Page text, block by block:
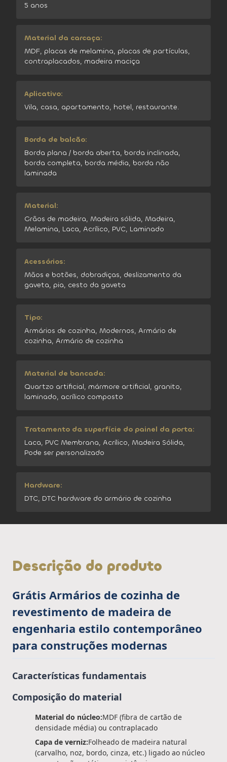
5 anos
Material da carcaça:
MDF, placas de melamina, placas de partículas,
contraplacados, madeira maciça
Aplicativo:
Vila, casa, apartamento, hotel, restaurante.
Borda de balcão:
Borda plana / borda aberta, borda inclinada,
borda completa, borda média, borda não
laminada
Material:
Grãos de madeira, Madeira sólida, Madeira,
Melamina, Laca, Acrílico, PVC, Laminado
Acessórios:
Mãos e botões, dobradiças, deslizamento da
gaveta, pia, cesto da gaveta
Tipo:
Armários de cozinha, Modernos, Armário de
cozinha, Armário de cozinha
Material de bancada:
Quartzo artificial, mármore artificial, granito,
laminado, acrílico composto
Tratamento da superfície do painel da porta:
Laca, PVC Membrana, Acrílico, Madeira Sólida,
Pode ser personalizado
Hardware:
DTC, DTC hardware do armário de cozinha
Descrição do produto
Grátis Armários de cozinha de
revestimento de madeira de
engenharia estilo contemporâneo
para construções modernas
Características fundamentais
Composição do material
Material do núcleo:MDF (fibra de cartão de
densidade média) ou contraplacado
Capa de verniz:Folheado de madeira natural
(carvalho, noz, bordo, cinza, etc.) ligado ao núcleo